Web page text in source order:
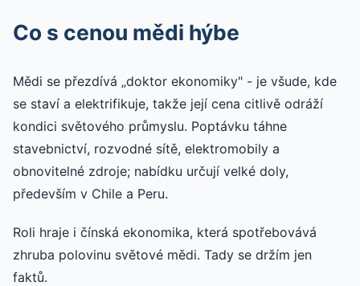
Co s cenou mědi hýbe
Mědi se přezdívá „doktor ekonomiky" - je všude, kde
se staví a elektrifikuje, takže její cena citlivě odráží
kondici světového průmyslu. Poptávku táhne
stavebnictví, rozvodné sítě, elektromobily a
obnovitelné zdroje; nabídku určují velké doly,
především v Chile a Peru.
Roli hraje i čínská ekonomika, která spotřebovává
zhruba polovinu světové mědi. Tady se držím jen
faktů.